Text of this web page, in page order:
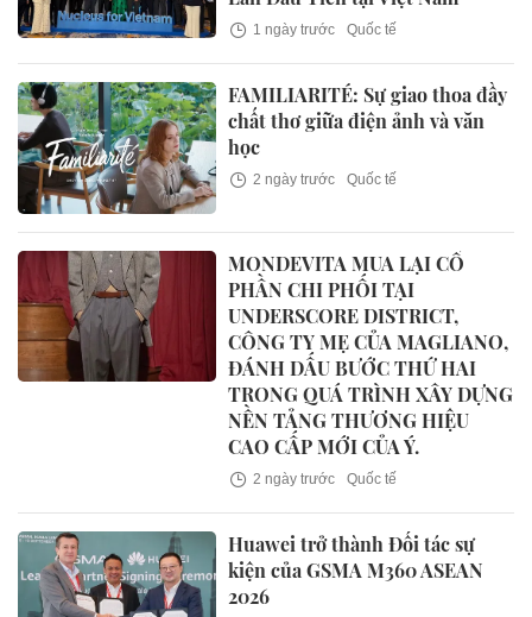
1 ngày trước Quốc tế
FAMILIARITÉ: Sự giao thoa đầy
chất thơ giữa điện ảnh và văn
học
2 ngày trước Quốc tế
MONDEVITA MUA LẠI CỔ
PHẦN CHI PHỐI TẠI
UNDERSCORE DISTRICT,
CÔNG TY MẸ CỦA MAGLIANO,
ĐÁNH DẤU BƯỚC THỨ HAI
TRONG QUÁ TRÌNH XÂY DỰNG
NỀN TẢNG THƯƠNG HIỆU
CAO CẤP MỚI CỦA Ý.
2 ngày trước Quốc tế
Huawei trở thành Đối tác sự
kiện của GSMA M360 ASEAN
2026